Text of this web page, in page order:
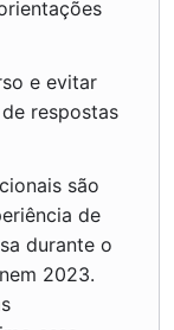
e evitar
respostas
são
de
durante o
2023.